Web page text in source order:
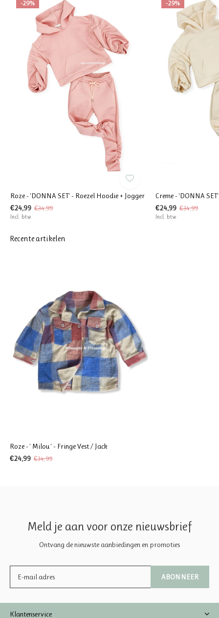
-29%
Roze - 'DONNA SET' - Roezel Hoodie + Jogger
€24,99 €34,99
Incl. btw
-29%
Creme - 'DONNA
€24,99 €34,99
Incl. btw
Recente artikelen
Roze - ' Milou ' - Fringe Vest / Jack
€24,99 €34,99
Meld je aan voor onze nieuwsbrief
Ontvang de nieuwste aanbiedingen en promoties
ABONNEER
Klantenservice